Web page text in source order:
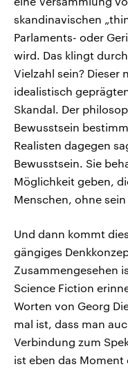
skandinavischen
Parlaments- oder
wird. Das klingt
Vielzahl sein? Dieser
idealistisch
Skandal. Der
Bewusstsein
Realisten dagegen
Bewusstsein. Sie
Möglichkeit geben,
Menschen, ohne sein
Und dann kommt
gängiges
Zusammengesehen
Science Fiction
Worten von Georg
mal ist, dass man
Verbindung zum
ist eben das Moment